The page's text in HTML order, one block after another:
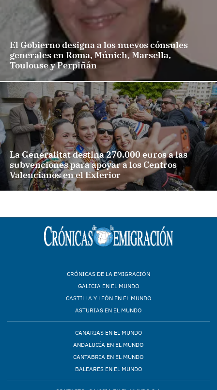
El Gobierno designa a los nuevos cónsules
generales en Roma, Múnich, Marsella,
Toulouse y Perpiñán
La Generalitat destina 270.000 euros a las
subvenciones para apoyar a los Centros
Valencianos en el Exterior
CRÓNICAS DE LA EMIGRACIÓN
GALICIA EN EL MUNDO
CASTILLA Y LEÓN EN EL MUNDO
ASTURIAS EN EL MUNDO
CANARIAS EN EL MUNDO
ANDALUCÍA EN EL MUNDO
CANTABRIA EN EL MUNDO
BALEARES EN EL MUNDO